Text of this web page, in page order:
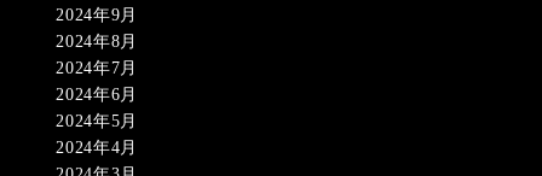
2024年9月
2024年8月
2024年7月
2024年6月
2024年5月
2024年4月